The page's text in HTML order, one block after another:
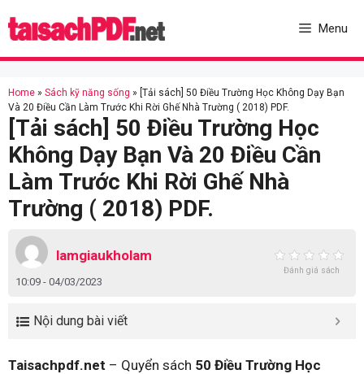
to
Menu
Home » Sách kỹ năng sống » [Tải sách] 50 Điều Trường Học Không Dạy Bạn
Và 20 Điều Cần Làm Trước Khi Rời Ghế Nhà Trường ( 2018) PDF.
[Tải sách] 50 Điều Trường Học
Không Dạy Bạn Và 20 Điều Cần
Làm Trước Khi Rời Ghế Nhà
Trường ( 2018) PDF.
lamgiaukholam
10:09 - 04/03/2023
Đánh giá sách
Nội dung bài viết
Taisachpdf.net – Quyển sách 50 Điều Trường Học